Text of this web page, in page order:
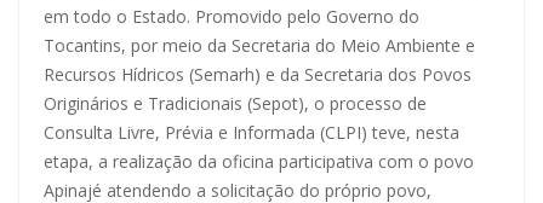
em todo o Estado. Promovido pelo Governo do
Tocantins, por meio da Secretaria do Meio Ambiente e
Recursos Hídricos (Semarh) e da Secretaria dos Povos
Originários e Tradicionais (Sepot), o processo de
Consulta Livre, Prévia e Informada (CLPI) teve, nesta
etapa, a realização da oficina participativa com o povo
Apinajé atendendo a solicitação do próprio povo,